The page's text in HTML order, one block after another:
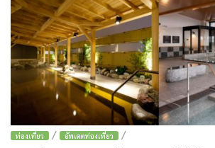
ท่องเที่ยว / อัพเดตท่องเที่ยว /